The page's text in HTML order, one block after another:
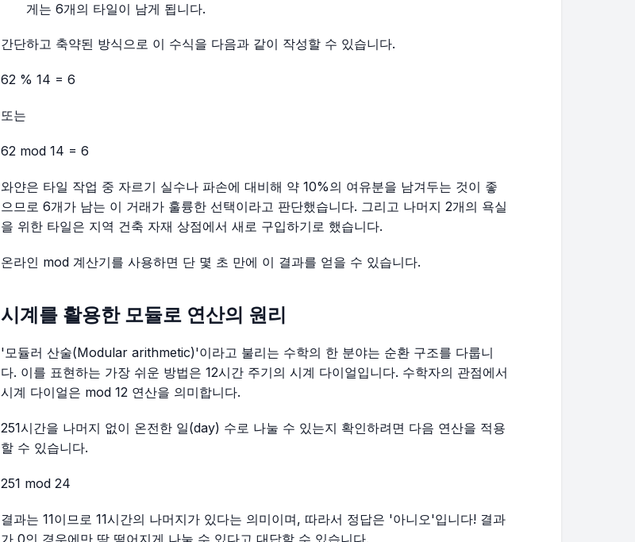
게는 6개의 타일이 남게 됩니다.
간단하고 축약된 방식으로 이 수식을 다음과 같이 작성할 수 있습니다.
62 % 14 = 6
또는
62 mod 14 = 6
와얀은 타일 작업 중 자르기 실수나 파손에 대비해 약 10%의 여유분을 남겨두는 것이 좋
으므로 6개가 남는 이 거래가 훌륭한 선택이라고 판단했습니다. 그리고 나머지 2개의 욕실
을 위한 타일은 지역 건축 자재 상점에서 새로 구입하기로 했습니다.
온라인 mod 계산기를 사용하면 단 몇 초 만에 이 결과를 얻을 수 있습니다.
시계를 활용한 모듈로 연산의 원리
'모듈러 산술(Modular arithmetic)'이라고 불리는 수학의 한 분야는 순환 구조를 다룹니
다. 이를 표현하는 가장 쉬운 방법은 12시간 주기의 시계 다이얼입니다. 수학자의 관점에서
시계 다이얼은 mod 12 연산을 의미합니다.
251시간을 나머지 없이 온전한 일(day) 수로 나눌 수 있는지 확인하려면 다음 연산을 적용
할 수 있습니다.
251 mod 24
결과는 11이므로 11시간의 나머지가 있다는 의미이며, 따라서 정답은 '아니오'입니다! 결과
가 0인 경우에만 딱 떨어지게 나눌 수 있다고 대답할 수 있습니다.